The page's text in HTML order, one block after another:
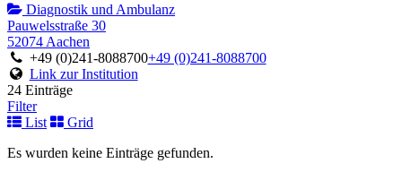
Diagnostik und Ambulanz
Pauwelsstraße 30
52074 Aachen
+49 (0)241-8088700+49 (0)241-8088700
Link zur Institution
24 Einträge
Filter
List
Grid
Es wurden keine Einträge gefunden.